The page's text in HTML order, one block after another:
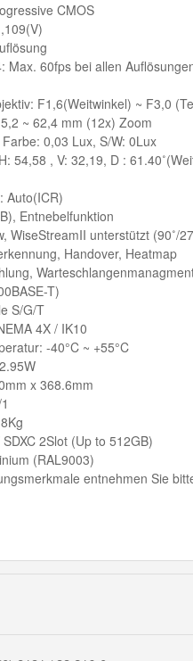
CMOS
Max. 60fps bei allen
F1,6(Weitwinkel) ~ F3,0
~ 62,4 mm (12x) Zoom
0,03 Lux, S/W: 0Lux
54,58 , V: 32,19, D :
Auto(ICR)
Entnebelfunktion
WiseStreamII unterstützt (90˚/
Handover, Heatmap
T)
S/G/T
4X / IK10
-40°C ~ +55°C
x 368.6mm
SDXC 2Slot (Up to 512GB)
(RAL9003)
entnehmen Sie